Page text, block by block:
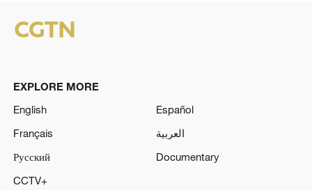
EXPLORE MORE
English
Español
Français
العربية
Русский
Documentary
CCTV+